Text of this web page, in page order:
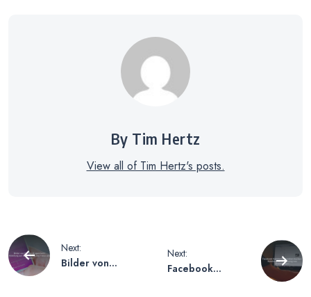
By Tim Hertz
View all of Tim Hertz's posts.
Beitragsnavigation
Next:
Bilder von
Next:
Facebook